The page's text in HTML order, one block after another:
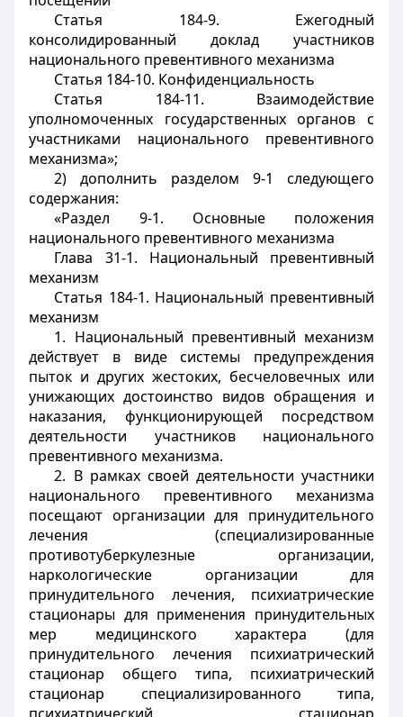
Статья 184-9. Ежегодный
консолидированный доклад участников
национального превентивного механизма
Статья 184-10. Конфиденциальность
Статья 184-11. Взаимодействие
уполномоченных государственных органов с
участниками национального превентивного
механизма»;
2) дополнить разделом 9-1 следующего
содержания:
«Раздел 9-1. Основные положения
национального превентивного механизма
Глава 31-1. Национальный превентивный
механизм
Статья 184-1. Национальный превентивный
механизм
1. Национальный превентивный механизм
действует в виде системы предупреждения
пыток и других жестоких, бесчеловечных или
унижающих достоинство видов обращения и
наказания, функционирующей посредством
деятельности участников национального
превентивного механизма.
2. В рамках своей деятельности участники
национального превентивного механизма
посещают организации для принудительного
лечения (специализированные
противотуберкулезные организации,
наркологические организации для
принудительного лечения, психиатрические
стационары для применения принудительных
мер медицинского характера (для
принудительного лечения психиатрический
стационар общего типа, психиатрический
стационар специализированного типа,